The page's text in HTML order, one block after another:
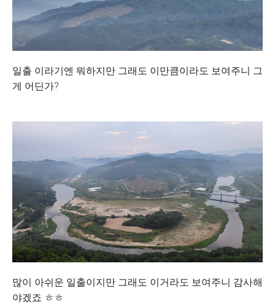
일출 이라기엔 뭐하지만 그래도 이만큼이라도 보여주니 그
게 어딘가?
많이 아쉬운 일출이지만 그래도 이거라도 보여주니 감사해
야겠죠 ㅎㅎ